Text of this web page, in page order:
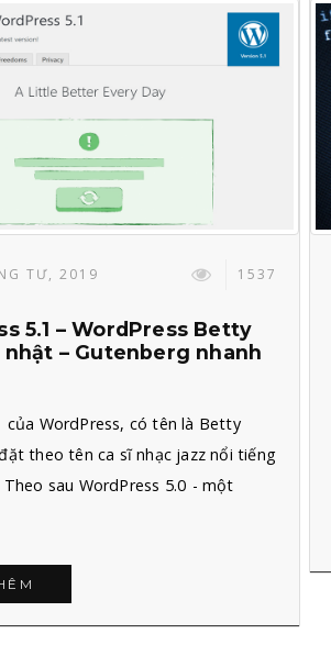
TƯ, 2019 1537
5.1 – WordPress Betty
– Gutenberg nhanh
của WordPress, có tên là Betty
theo tên ca sĩ nhạc jazz nổi tiếng
sau WordPress 5.0 - một